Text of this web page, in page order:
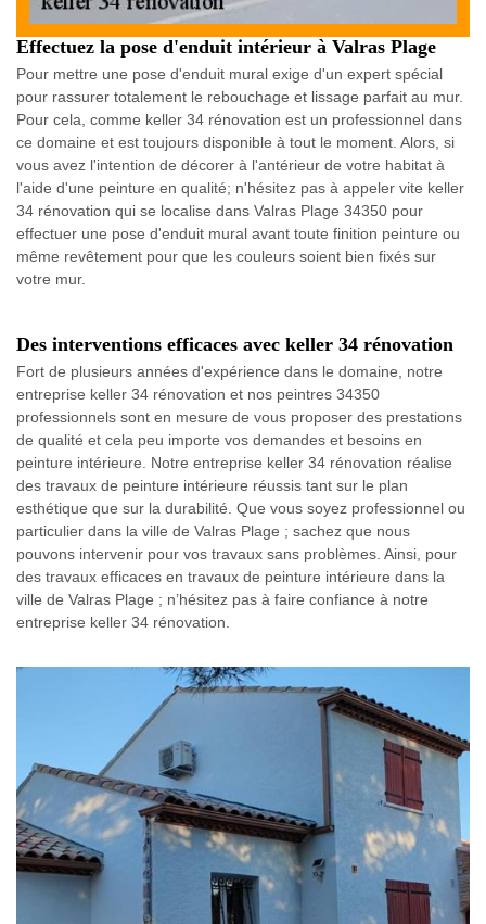
Effectuez la pose d'enduit intérieur à Valras Plage
Pour mettre une pose d'enduit mural exige d'un expert spécial
pour rassurer totalement le rebouchage et lissage parfait au mur.
Pour cela, comme keller 34 rénovation est un professionnel dans
ce domaine et est toujours disponible à tout le moment. Alors, si
vous avez l'intention de décorer à l'antérieur de votre habitat à
l'aide d'une peinture en qualité; n'hésitez pas à appeler vite keller
34 rénovation qui se localise dans Valras Plage 34350 pour
effectuer une pose d'enduit mural avant toute finition peinture ou
même revêtement pour que les couleurs soient bien fixés sur
votre mur.
Des interventions efficaces avec keller 34 rénovation
Fort de plusieurs années d'expérience dans le domaine, notre
entreprise keller 34 rénovation et nos peintres 34350
professionnels sont en mesure de vous proposer des prestations
de qualité et cela peu importe vos demandes et besoins en
peinture intérieure. Notre entreprise keller 34 rénovation réalise
des travaux de peinture intérieure réussis tant sur le plan
esthétique que sur la durabilité. Que vous soyez professionnel ou
particulier dans la ville de Valras Plage ; sachez que nous
pouvons intervenir pour vos travaux sans problèmes. Ainsi, pour
des travaux efficaces en travaux de peinture intérieure dans la
ville de Valras Plage ; n’hésitez pas à faire confiance à notre
entreprise keller 34 rénovation.